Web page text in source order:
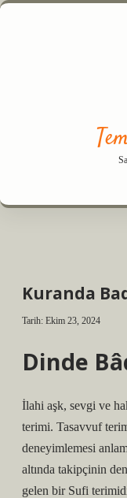
Kuranda
Tarih: Ekim 23, 2024
Dinde
İlahi aşk, sevgi ve
terimi. Tasavvuf
deneyimlemesi
altında takipçinin
gelen bir Sufi